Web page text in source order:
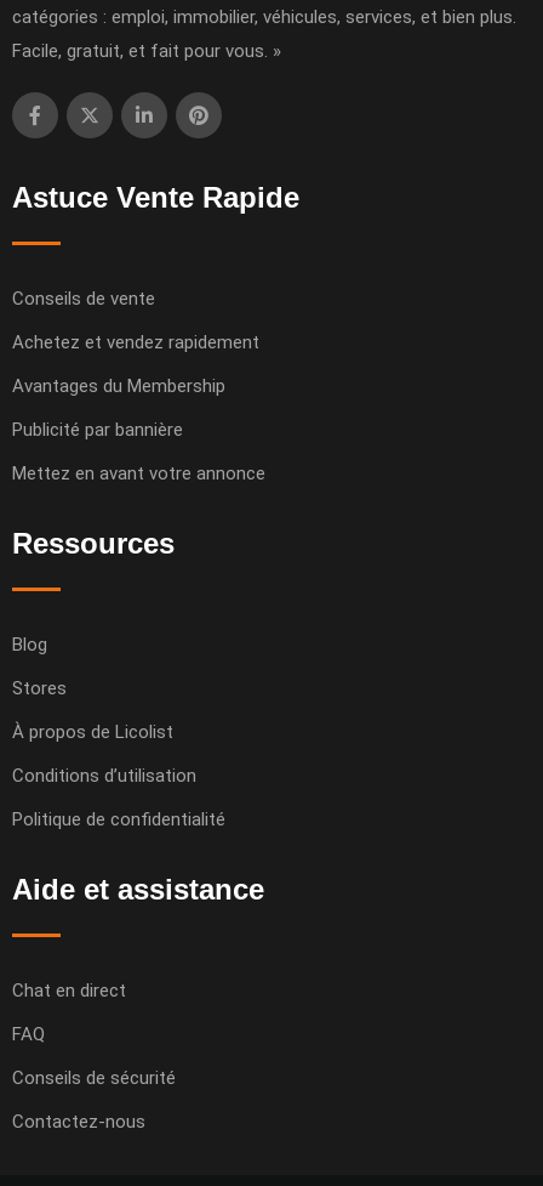
catégories : emploi, immobilier, véhicules, services, et bien plus.
Facile, gratuit, et fait pour vous. »
Astuce Vente Rapide
Conseils de vente
Achetez et vendez rapidement
Avantages du Membership
Publicité par bannière
Mettez en avant votre annonce
Ressources
Blog
Stores
À propos de Licolist
Conditions d’utilisation
Politique de confidentialité
Aide et assistance
Chat en direct
FAQ
Conseils de sécurité
Contactez-nous